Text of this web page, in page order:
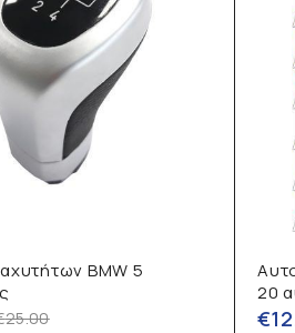
BMW 5
25.00
20
€